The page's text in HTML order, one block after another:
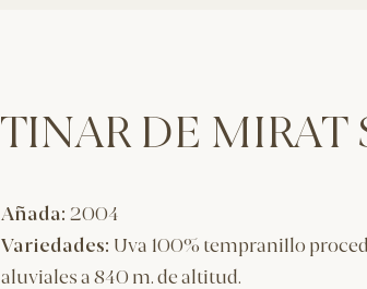
TINAR DE
Añada: 2004
Variedades: Uva 100% tempranillo
aluviales a 840 m. de altitud.